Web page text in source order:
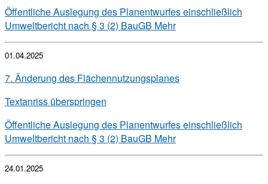
Öffentliche Auslegung des Planentwurfes einschließlich
Umweltbericht nach § 3 (2) BauGB Mehr
01.04.2025
7. Änderung des Flächennutzungsplanes
Textanriss überspringen
Öffentliche Auslegung des Planentwurfes einschließlich
Umweltbericht nach § 3 (2) BauGB Mehr
24.01.2025